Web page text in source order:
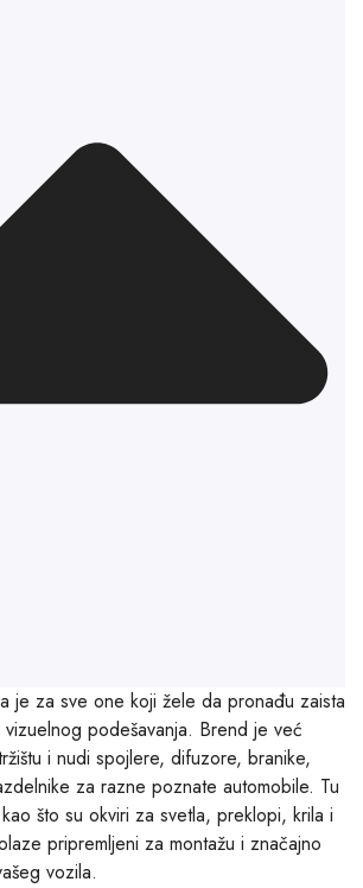
je za sve one koji žele da pronađu zaista
podešavanja. Brend je već
i nudi spojlere, difuzore, branike,
za razne poznate automobile. Tu
što su okviri za svetla, preklopi, krila i
pripremljeni za montažu i značajno
vozila.